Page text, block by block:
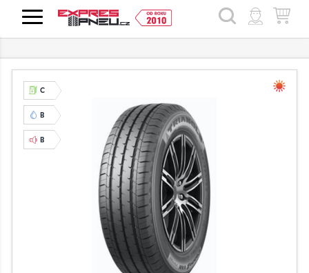
HLEDAT
C
B
B